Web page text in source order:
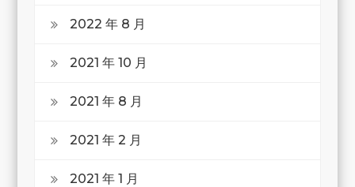
2022 年 8 月
2021 年 10 月
2021 年 8 月
2021 年 2 月
2021 年 1 月